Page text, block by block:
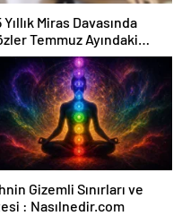
Yıllık Miras Davasında
Temmuz Ayındaki
Duruşmasına Çevrildi
Gizemli Sınırları ve
: Nasılnedir.com